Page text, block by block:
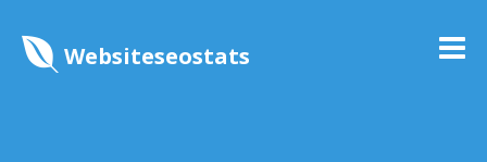
Websiteseostats